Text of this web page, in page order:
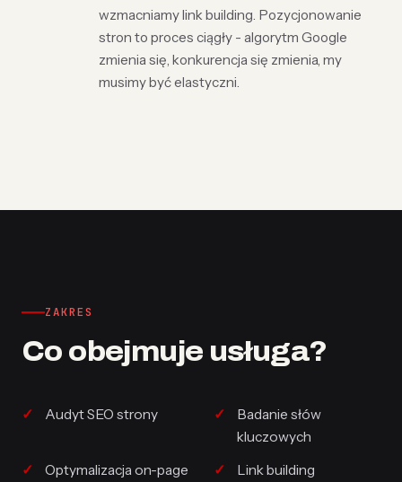
wzmacniamy link building. Pozycjonowanie
stron to proces ciągły - algorytm Google
zmienia się, konkurencja się zmienia, my
musimy być elastyczni.
ZAKRES
Co obejmuje usługa?
Audyt SEO strony
Badanie słów
kluczowych
Optymalizacja on-page
Link building